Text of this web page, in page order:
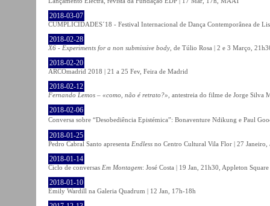
2018-03-07
CUMPLICIDADES´18 - Festival Internacional de Dança Contemporânea de
2018-02-28
X6 - Experiments for a non submissive body , de Túlio Rosa | 2 e 3 Março,
2018-02-20
ARCOmadrid 2018 | 21 a 25 Fev, Feira de Madrid
2018-02-12
Fernando Lemos – «como, não é retrato?» , antestreia do filme de Jorge Silva
2018-02-06
Conversa sobre “Desobediência Epistémica”: Bonaventure Ndikung e Paul
2018-01-25
Pedro Cabral Santo apresenta Endless no Centro Cultural Vila Flor | 27 Janeiro,
2018-01-14
Ciclo de conversas Em Montagem: José Costa | 19 Jan, 21h30, Appleton Square
2018-01-10
Emily Wardill na Galeria Quadrum | 12 Jan, 17h-18h